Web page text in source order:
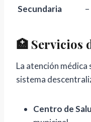
Secundaria
–
🏥 Servicios
La atención
sistema
Centro de